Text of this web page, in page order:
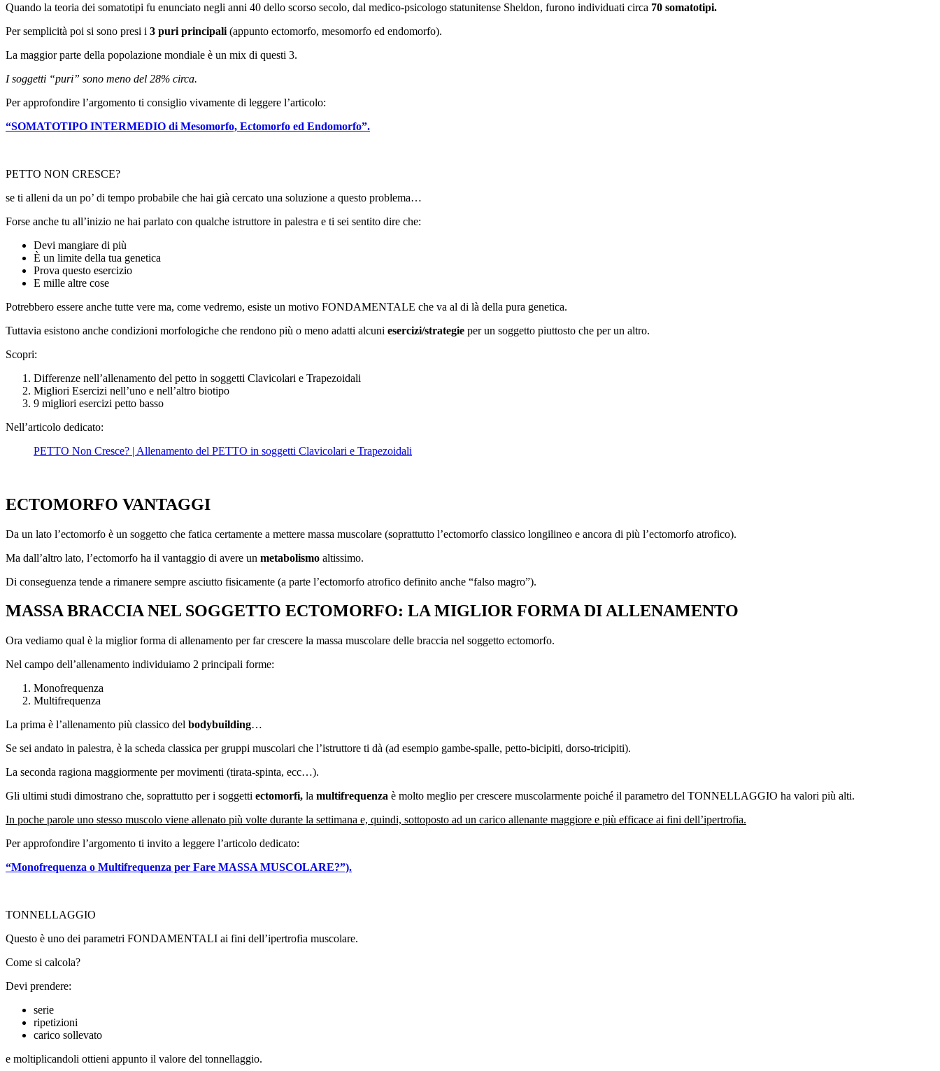
Quando la teoria dei somatotipi fu enunciato negli anni 40 dello scorso secolo, dal medico-psicologo statunitense Sheldon, furono individuati circa 70 somatotipi.
Per semplicità poi si sono presi i 3 puri principali (appunto ectomorfo, mesomorfo ed endomorfo).
La maggior parte della popolazione mondiale è un mix di questi 3.
I soggetti “puri” sono meno del 28% circa.
Per approfondire l’argomento ti consiglio vivamente di leggere l’articolo:
“SOMATOTIPO INTERMEDIO di Mesomorfo, Ectomorfo ed Endomorfo”.
PETTO NON CRESCE?
se ti alleni da un po’ di tempo probabile che hai già cercato una soluzione a questo problema…
Forse anche tu all’inizio ne hai parlato con qualche istruttore in palestra e ti sei sentito dire che:
Devi mangiare di più
È un limite della tua genetica
Prova questo esercizio
E mille altre cose
Potrebbero essere anche tutte vere ma, come vedremo, esiste un motivo FONDAMENTALE che va al di là della pura genetica.
Tuttavia esistono anche condizioni morfologiche che rendono più o meno adatti alcuni esercizi/strategie per un soggetto piuttosto che per un altro.
Scopri:
Differenze nell’allenamento del petto in soggetti Clavicolari e Trapezoidali
Migliori Esercizi nell’uno e nell’altro biotipo
9 migliori esercizi petto basso
Nell’articolo dedicato:
PETTO Non Cresce? | Allenamento del PETTO in soggetti Clavicolari e Trapezoidali
ECTOMORFO VANTAGGI
Da un lato l’ectomorfo è un soggetto che fatica certamente a mettere massa muscolare (soprattutto l’ectomorfo classico longilineo e ancora di più l’ectomorfo atrofico).
Ma dall’altro lato, l’ectomorfo ha il vantaggio di avere un metabolismo altissimo.
Di conseguenza tende a rimanere sempre asciutto fisicamente (a parte l’ectomorfo atrofico definito anche “falso magro”).
MASSA BRACCIA NEL SOGGETTO ECTOMORFO: LA MIGLIOR FORMA DI ALLENAMENTO
Ora vediamo qual è la miglior forma di allenamento per far crescere la massa muscolare delle braccia nel soggetto ectomorfo.
Nel campo dell’allenamento individuiamo 2 principali forme:
Monofrequenza
Multifrequenza
La prima è l’allenamento più classico del bodybuilding…
Se sei andato in palestra, è la scheda classica per gruppi muscolari che l’istruttore ti dà (ad esempio gambe-spalle, petto-bicipiti, dorso-tricipiti).
La seconda ragiona maggiormente per movimenti (tirata-spinta, ecc…).
Gli ultimi studi dimostrano che, soprattutto per i soggetti ectomorfi, la multifrequenza è molto meglio per crescere muscolarmente poiché il parametro del TONNELLAGGIO ha valori più alti.
In poche parole uno stesso muscolo viene allenato più volte durante la settimana e, quindi, sottoposto ad un carico allenante maggiore e più efficace ai fini dell’ipertrofia.
Per approfondire l’argomento ti invito a leggere l’articolo dedicato:
“Monofrequenza o Multifrequenza per Fare MASSA MUSCOLARE?”).
TONNELLAGGIO
Questo è uno dei parametri FONDAMENTALI ai fini dell’ipertrofia muscolare.
Come si calcola?
Devi prendere:
serie
ripetizioni
carico sollevato
e moltiplicandoli ottieni appunto il valore del tonnellaggio.